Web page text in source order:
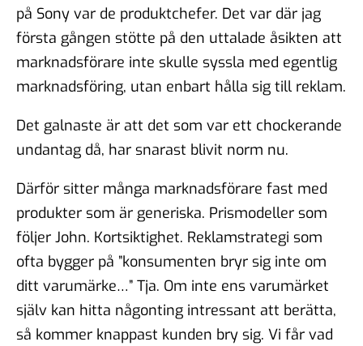
på Sony var de produktchefer. Det var där jag
första gången stötte på den uttalade åsikten att
marknadsförare inte skulle syssla med egentlig
marknadsföring, utan enbart hålla sig till reklam.
Det galnaste är att det som var ett chockerande
undantag då, har snarast blivit norm nu.
Därför sitter många marknadsförare fast med
produkter som är generiska. Prismodeller som
följer John. Kortsiktighet. Reklamstrategi som
ofta bygger på ”konsumenten bryr sig inte om
ditt varumärke…” Tja. Om inte ens varumärket
själv kan hitta någonting intressant att berätta,
så kommer knappast kunden bry sig. Vi får vad